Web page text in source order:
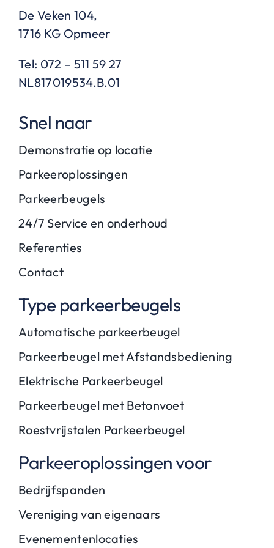
De Veken 104,
1716 KG Opmeer
Tel: 072 – 511 59 27
NL817019534.B.01
Snel naar
Demonstratie op locatie
Parkeeroplossingen
Parkeerbeugels
24/7 Service en onderhoud
Referenties
Contact
Type parkeerbeugels
Automatische parkeerbeugel
Parkeerbeugel met Afstandsbediening
Elektrische Parkeerbeugel
Parkeerbeugel met Betonvoet
Roestvrijstalen Parkeerbeugel
Parkeeroplossingen voor
Bedrijfspanden
Vereniging van eigenaars
Evenementenlocaties